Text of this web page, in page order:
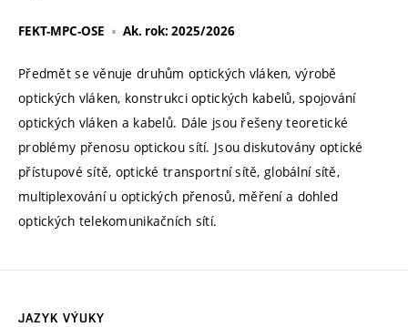
FEKT-MPC-OSE Ak. rok: 2025/2026
Předmět se věnuje druhům optických vláken, výrobě
optických vláken, konstrukci optických kabelů, spojování
optických vláken a kabelů. Dále jsou řešeny teoretické
problémy přenosu optickou sítí. Jsou diskutovány optické
přístupové sítě, optické transportní sítě, globální sítě,
multiplexování u optických přenosů, měření a dohled
optických telekomunikačních sítí.
JAZYK VÝUKY